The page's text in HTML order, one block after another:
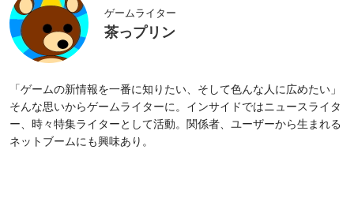
ゲームライター
茶っプリン
「ゲームの新情報を一番に知りたい、そして色んな人に広めたい」
そんな思いからゲームライターに。インサイドではニュースライタ
ー、時々特集ライターとして活動。関係者、ユーザーから生まれる
ネットブームにも興味あり。